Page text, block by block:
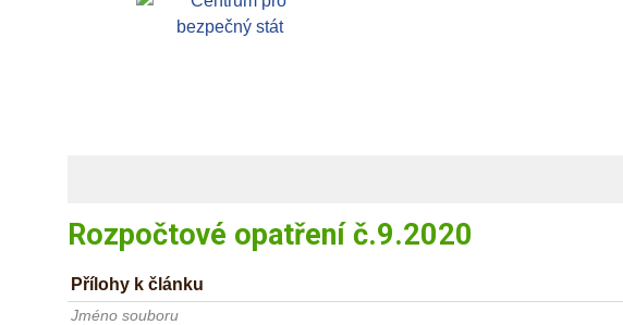
Rozpočtové opatření č.9.2020
Přílohy k článku
Jméno souboru